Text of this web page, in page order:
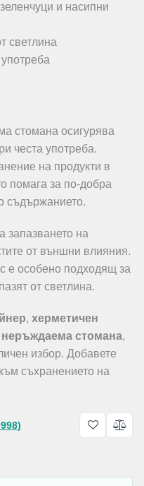
и насипни
светлина
стомана осигурява
честа употреба.
на продукти в
помага за по-добра
съдържанието.
запазването на
от външни влияния.
е особено подходящ за
от светлина.
, херметичен
неръждаема стомана,
избор. Добавете
съхранението на